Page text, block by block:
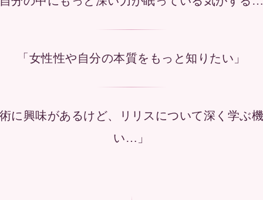
「女性性や自分の本質をもっと知りたい」
に興味があるけど、リリスについて深く学ぶ
い…」